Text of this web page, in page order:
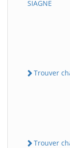
SIAGNE
Trouver
Trouver